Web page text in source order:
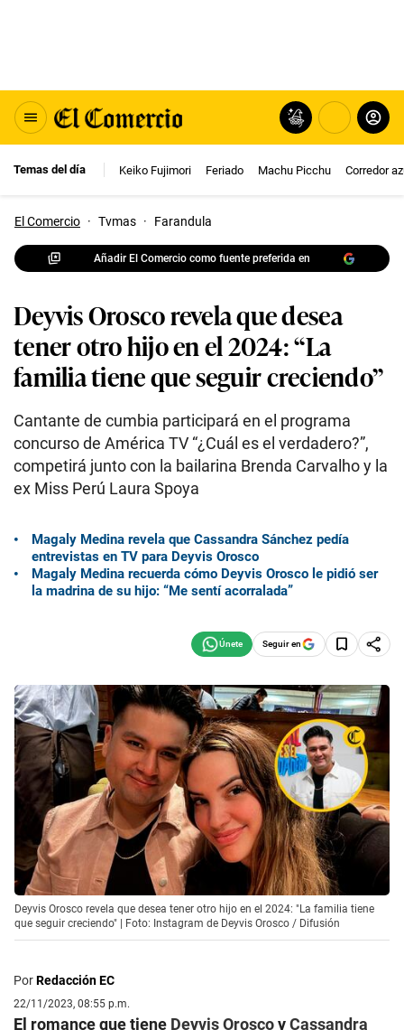
Temas del día Keiko Fujimori Feriado Machu Picchu Corredor
El Comercio · Tvmas · Farandula
Añadir El Comercio como fuente preferida en
Deyvis Orosco revela que desea
tener otro hijo en el 2024: “La
familia tiene que seguir creciendo”
Cantante de cumbia participará en el programa
concurso de América TV “¿Cuál es el verdadero?”,
competirá junto con la bailarina Brenda Carvalho y la
ex Miss Perú Laura Spoya
Magaly Medina revela que Cassandra Sánchez pedía
entrevistas en TV para Deyvis Orosco
Magaly Medina recuerda cómo Deyvis Orosco le pidió ser
la madrina de su hijo: “Me sentí acorralada”
Seguir en
Deyvis Orosco revela que desea tener otro hijo en el 2024: "La familia tiene
que seguir creciendo" | Foto: Instagram de Deyvis Orosco / Difusión
PorRedacción EC
22/11/2023, 08:55 p.m.
El romance que tiene Deyvis OroscoyCassandra